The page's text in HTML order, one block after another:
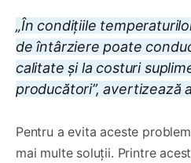
„În condițiile
de întârziere poate
calitate și la costuri
producători”, avertizează
Pentru a evita aceste
mai multe soluții. Printre